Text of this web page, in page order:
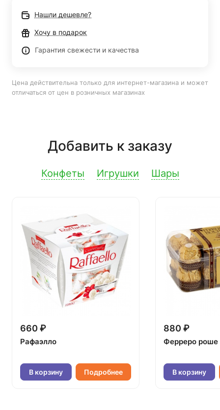
Нашли дешевле?
Хочу в подарок
Гарантия свежести и качества
Цена действительна только для интернет-магазина и может
отличаться от цен в розничных магазинах
Добавить к заказу
Конфеты Игрушки Шары
660 ₽
Рафаэлло
В корзину Подробнее
880 ₽
Ферреро роше
В корзину